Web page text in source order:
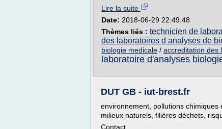
Lire la suite
Date: 2018-06-29 22:49:48
Thèmes liés : technicien de
des laboratoires d analyses de
biologie medicale / accreditation des
laboratoire d'analyses
DUT GB - iut-brest.fr
environnement, pollutions
milieux naturels, filières déchets,
Contact